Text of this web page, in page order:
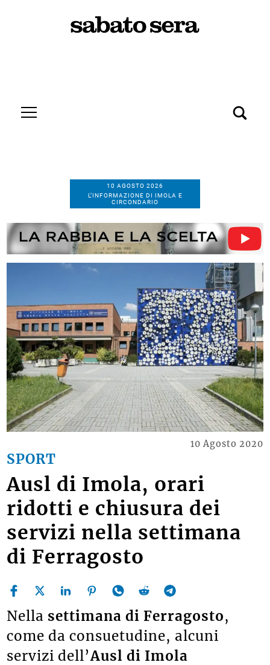
10 AGOSTO 2026
L’INFORMAZIONE DI IMOLA E
CIRCONDARIO
SPORT
10 Agosto 2020
Ausl di Imola, orari
ridotti e chiusura dei
servizi nella settimana
di Ferragosto
Nella settimana di Ferragosto,
come da consuetudine, alcuni
servizi dell’Ausl di Imola